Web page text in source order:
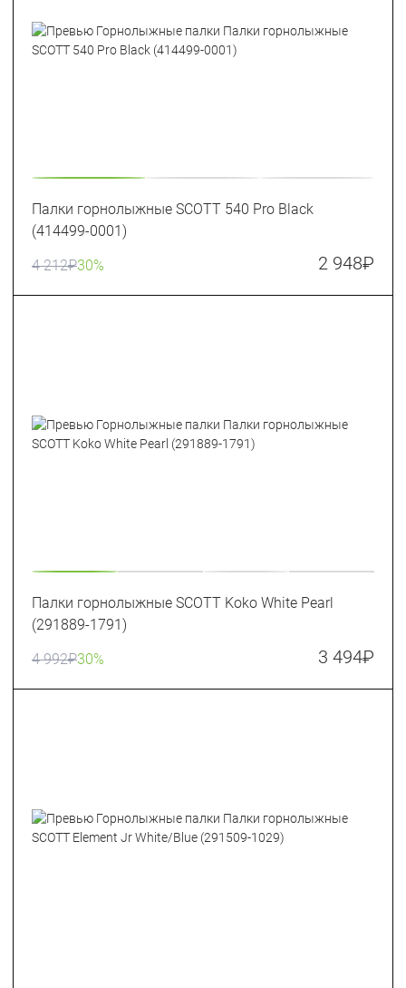
Палки горнолыжные SCOTT 540 Pro Black
(414499-0001)
4 212₽30% 2 948₽
Палки горнолыжные SCOTT Koko White Pearl
(291889-1791)
4 992₽30% 3 494₽